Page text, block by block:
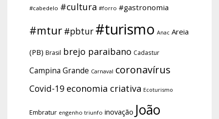
#cabedelo #cultura #forro #gastronomia
#mtur #pbtur #turismo Anac Areia
(PB) Brasil brejo paraibano Cadastur
Campina Grande Carnaval coronavírus
Covid-19 economia criativa Ecoturismo
Embratur engenho triunfo inovação João